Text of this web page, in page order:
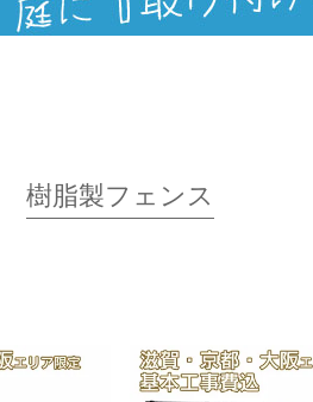
樹脂製フェンス